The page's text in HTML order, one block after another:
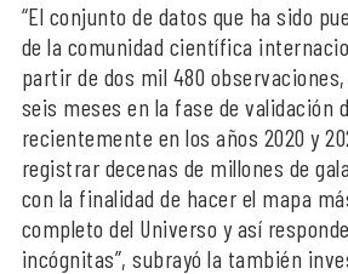
“El conjunto de datos que ha sido
de la comunidad científica
partir de dos mil 480
seis meses en la fase de validación
recientemente en los años 2020 y
registrar decenas de millones de
con la finalidad de hacer el mapa
completo del Universo y así
incógnitas”, subrayó la también